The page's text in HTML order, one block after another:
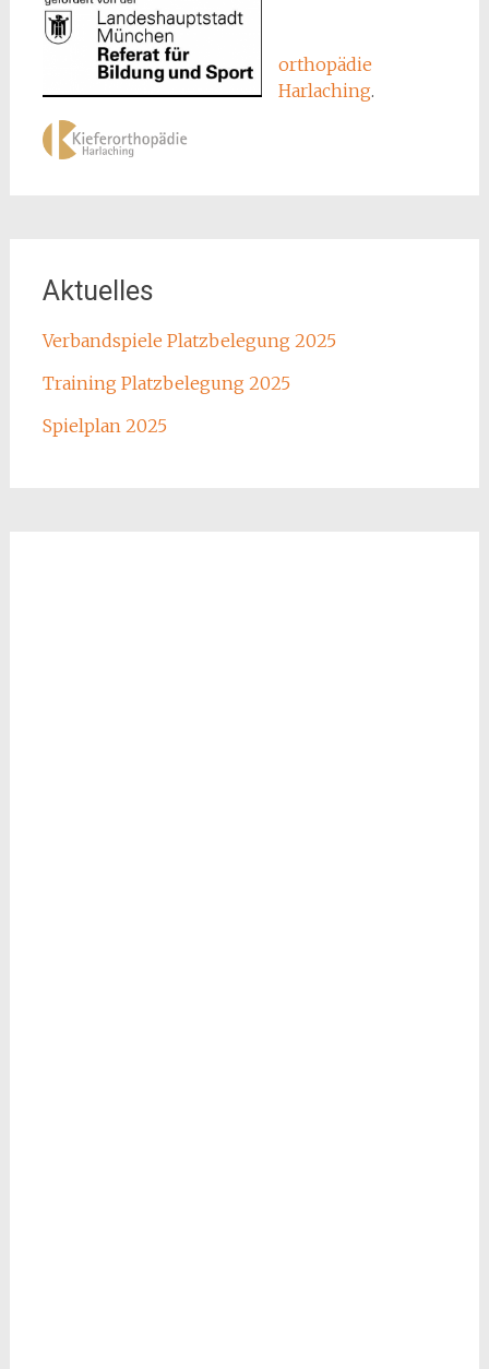
orthopädie
Harlaching.
Aktuelles
Verbandspiele Platzbelegung 2025
Training Platzbelegung 2025
Spielplan 2025